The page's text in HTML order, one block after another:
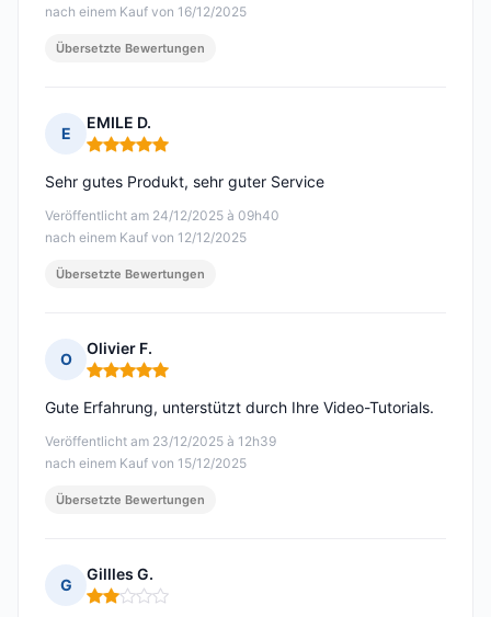
nach einem Kauf von 16/12/2025
Übersetzte Bewertungen
E
EMILE D.
Hinweis: 5 von 5
Veröffentlicht am 24/12/2025 à 09h40
nach einem Kauf von 12/12/2025
Sehr gutes Produkt, sehr guter Service
Übersetzte Bewertungen
O
Olivier F.
Hinweis: 5 von 5
Veröffentlicht am 23/12/2025 à 12h39
nach einem Kauf von 15/12/2025
Gute Erfahrung, unterstützt durch Ihre Video-Tutorials.
Übersetzte Bewertungen
G
Gillles G.
Hinweis: 2 von 5